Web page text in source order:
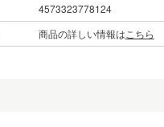
4573323778124
商品の詳しい情報は こちら